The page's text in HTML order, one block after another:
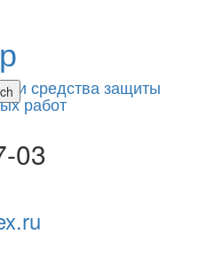
и средства защиты
работ
03